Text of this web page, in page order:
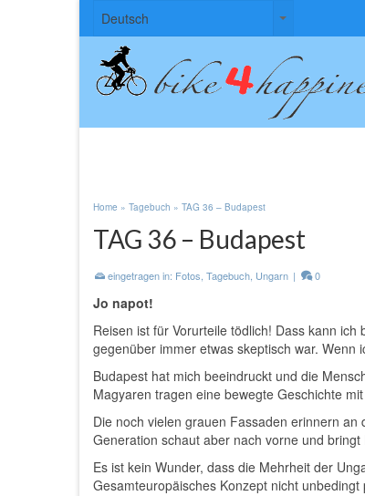
Sprache
auswählen
Deutsch
Sprache
auswählen
Home » Tagebuch » TAG 36 – Budapest
TAG 36 – Budapest
eingetragen in: Fotos, Tagebuch, Ungarn | 0
Jo napot!
Reisen ist für Vorurteile tödlich! Dass kann
gegenüber immer etwas skeptisch war.
Budapest hat mich beeindruckt und die
Magyaren tragen eine bewegte Geschichte
Die noch vielen grauen Fassaden erinnern
Generation schaut aber nach vorne und bringt
Es ist kein Wunder, dass die Mehrheit der
Gesamteuropäisches Konzept nicht